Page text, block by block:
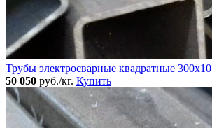
Трубы электросварные квадратные 300x10
50 050 руб./кг. Купить